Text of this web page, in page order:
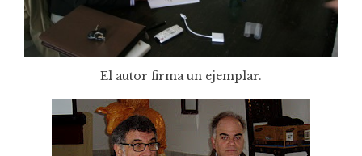
El autor firma un ejemplar.